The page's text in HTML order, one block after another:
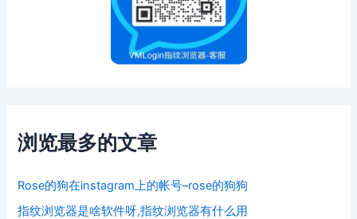
浏览最多的文章
Rose的狗在instagram上的帐号–rose的狗狗
指纹浏览器是啥软件呀,指纹浏览器有什么用